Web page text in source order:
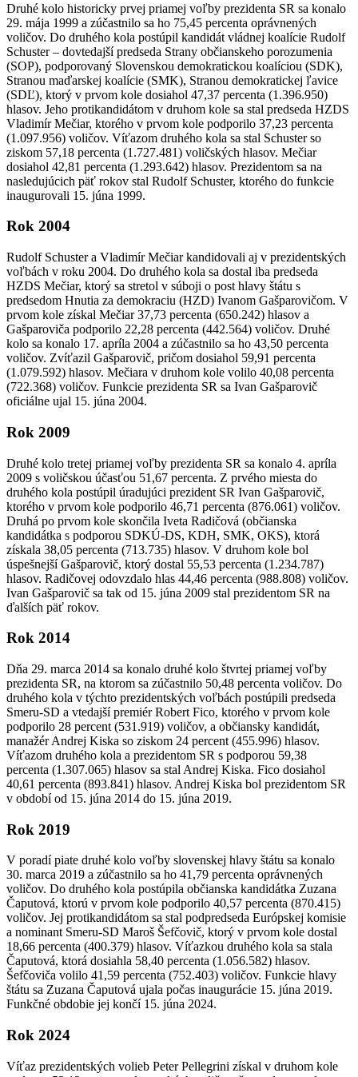
Druhé kolo historicky prvej priamej voľby prezidenta SR sa konalo
29. mája 1999 a zúčastnilo sa ho 75,45 percenta oprávnených
voličov. Do druhého kola postúpil kandidát vládnej koalície Rudolf
Schuster – dovtedajší predseda Strany občianskeho porozumenia
(SOP), podporovaný Slovenskou demokratickou koalíciou (SDK),
Stranou maďarskej koalície (SMK), Stranou demokratickej ľavice
(SDĽ), ktorý v prvom kole dosiahol 47,37 percenta (1.396.950)
hlasov. Jeho protikandidátom v druhom kole sa stal predseda HZDS
Vladimír Mečiar, ktorého v prvom kole podporilo 37,23 percenta
(1.097.956) voličov. Víťazom druhého kola sa stal Schuster so
ziskom 57,18 percenta (1.727.481) voličských hlasov. Mečiar
dosiahol 42,81 percenta (1.293.642) hlasov. Prezidentom sa na
nasledujúcich päť rokov stal Rudolf Schuster, ktorého do funkcie
inaugurovali 15. júna 1999.
Rok 2004
Rudolf Schuster a Vladimír Mečiar kandidovali aj v prezidentských
voľbách v roku 2004. Do druhého kola sa dostal iba predseda
HZDS Mečiar, ktorý sa stretol v súboji o post hlavy štátu s
predsedom Hnutia za demokraciu (HZD) Ivanom Gašparovičom. V
prvom kole získal Mečiar 37,73 percenta (650.242) hlasov a
Gašparoviča podporilo 22,28 percenta (442.564) voličov. Druhé
kolo sa konalo 17. apríla 2004 a zúčastnilo sa ho 43,50 percenta
voličov. Zvíťazil Gašparovič, pričom dosiahol 59,91 percenta
(1.079.592) hlasov. Mečiara v druhom kole volilo 40,08 percenta
(722.368) voličov. Funkcie prezidenta SR sa Ivan Gašparovič
oficiálne ujal 15. júna 2004.
Rok 2009
Druhé kolo tretej priamej voľby prezidenta SR sa konalo 4. apríla
2009 s voličskou účasťou 51,67 percenta. Z prvého miesta do
druhého kola postúpil úradujúci prezident SR Ivan Gašparovič,
ktorého v prvom kole podporilo 46,71 percenta (876.061) voličov.
Druhá po prvom kole skončila Iveta Radičová (občianska
kandidátka s podporou SDKÚ-DS, KDH, SMK, OKS), ktorá
získala 38,05 percenta (713.735) hlasov. V druhom kole bol
úspešnejší Gašparovič, ktorý dostal 55,53 percenta (1.234.787)
hlasov. Radičovej odovzdalo hlas 44,46 percenta (988.808) voličov.
Ivan Gašparovič sa tak od 15. júna 2009 stal prezidentom SR na
ďalších päť rokov.
Rok 2014
Dňa 29. marca 2014 sa konalo druhé kolo štvrtej priamej voľby
prezidenta SR, na ktorom sa zúčastnilo 50,48 percenta voličov. Do
druhého kola v týchto prezidentských voľbách postúpili predseda
Smeru-SD a vtedajší premiér Robert Fico, ktorého v prvom kole
podporilo 28 percent (531.919) voličov, a občiansky kandidát,
manažér Andrej Kiska so ziskom 24 percent (455.996) hlasov.
Víťazom druhého kola a prezidentom SR s podporou 59,38
percenta (1.307.065) hlasov sa stal Andrej Kiska. Fico dosiahol
40,61 percenta (893.841) hlasov. Andrej Kiska bol prezidentom SR
v období od 15. júna 2014 do 15. júna 2019.
Rok 2019
V poradí piate druhé kolo voľby slovenskej hlavy štátu sa konalo
30. marca 2019 a zúčastnilo sa ho 41,79 percenta oprávnených
voličov. Do druhého kola postúpila občianska kandidátka Zuzana
Čaputová, ktorú v prvom kole podporilo 40,57 percenta (870.415)
voličov. Jej protikandidátom sa stal podpredseda Európskej komisie
a nominant Smeru-SD Maroš Šefčovič, ktorý v prvom kole dostal
18,66 percenta (400.379) hlasov. Víťazkou druhého kola sa stala
Čaputová, ktorá dosiahla 58,40 percenta (1.056.582) hlasov.
Šefčoviča volilo 41,59 percenta (752.403) voličov. Funkcie hlavy
štátu sa Zuzana Čaputová ujala počas inaugurácie 15. júna 2019.
Funkčné obdobie jej končí 15. júna 2024.
Rok 2024
Víťaz prezidentských volieb Peter Pellegrini získal v druhom kole